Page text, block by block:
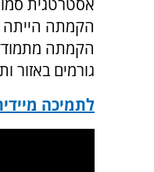
אסטרטגית
הקמתה הייתה
הקמתה
גורמים באזור
לתמיכה